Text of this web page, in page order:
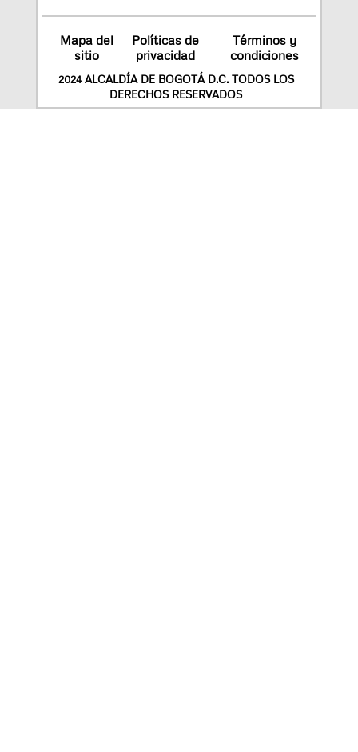
Mapa del
sitio
Políticas de
privacidad
Términos y
condiciones
2024 ALCALDÍA DE BOGOTÁ D.C. TODOS LOS
DERECHOS RESERVADOS